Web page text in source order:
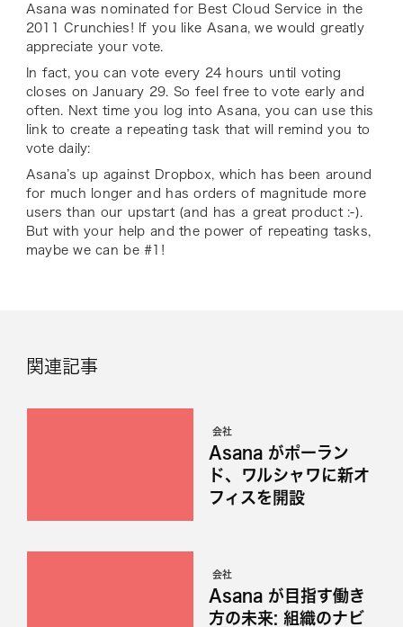
Asana was nominated for Best Cloud Service in the
2011 Crunchies! If you like Asana, we would greatly
appreciate your vote.
In fact, you can vote every 24 hours until voting
closes on January 29. So feel free to vote early and
often. Next time you log into Asana, you can use this
link to create a repeating task that will remind you to
vote daily:
Asana’s up against Dropbox, which has been around
for much longer and has orders of magnitude more
users than our upstart (and has a great product :-).
But with your help and the power of repeating tasks,
maybe we can be #1!
関連記事
会社
Asana がポーラン
ド、ワルシャワに新オ
フィスを開設
会社
Asana が目指す働き
方の未来: 組織のナビ